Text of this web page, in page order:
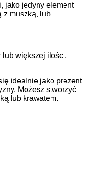
jako jedyny element
z muszką, lub
lub większej ilości,
idealnie jako prezent
Możesz stworzyć
lub krawatem.